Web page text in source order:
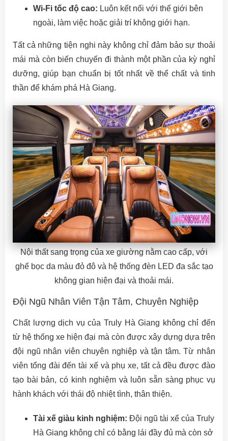
Wi-Fi tốc độ cao: Luôn kết nối với thế giới bên
ngoài, làm việc hoặc giải trí không giới hạn.
Tất cả những tiện nghi này không chỉ đảm bảo sự thoải
mái mà còn biến chuyến đi thành một phần của kỳ nghỉ
dưỡng, giúp bạn chuẩn bị tốt nhất về thể chất và tinh
thần để khám phá Hà Giang.
Nội thất sang trọng của xe giường nằm cao cấp, với
ghế bọc da màu đỏ đô và hệ thống đèn LED đa sắc tạo
không gian hiện đại và thoải mái.
Đội Ngũ Nhân Viên Tận Tâm, Chuyên Nghiệp
Chất lượng dịch vụ của Truly Hà Giang không chỉ đến
từ hệ thống xe hiện đại mà còn được xây dựng dựa trên
đội ngũ nhân viên chuyên nghiệp và tận tâm. Từ nhân
viên tổng đài đến tài xế và phụ xe, tất cả đều được đào
tạo bài bản, có kinh nghiệm và luôn sẵn sàng phục vụ
hành khách với thái độ nhiệt tình, thân thiện.
Tài xế giàu kinh nghiệm: Đội ngũ tài xế của Truly
Hà Giang không chỉ có bằng lái đầy đủ mà còn sở